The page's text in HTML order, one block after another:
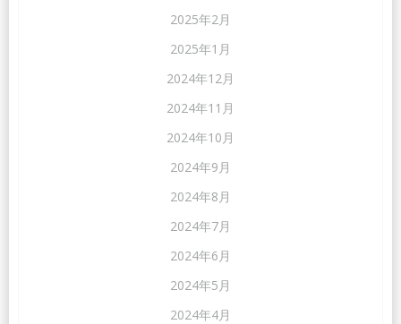
2025年2月
2025年1月
2024年12月
2024年11月
2024年10月
2024年9月
2024年8月
2024年7月
2024年6月
2024年5月
2024年4月